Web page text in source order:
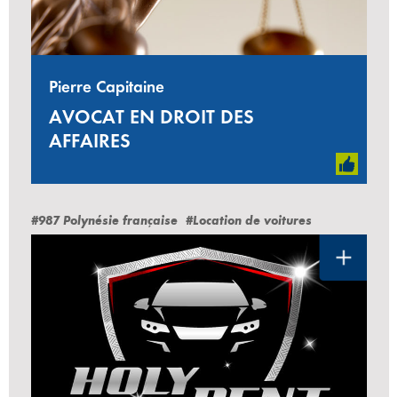
Pierre Capitaine
AVOCAT EN DROIT DES
AFFAIRES
#987 Polynésie française #Location de voitures